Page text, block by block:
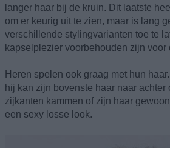
langer haar bij de kruin. Dit laatste
om er keurig uit te zien, maar is lang
verschillende stylingvarianten toe te
kapselplezier voorbehouden zijn voor
Heren spelen ook graag met hun
hij kan zijn bovenste haar naar achter
zijkanten kammen of zijn haar
een sexy losse look.